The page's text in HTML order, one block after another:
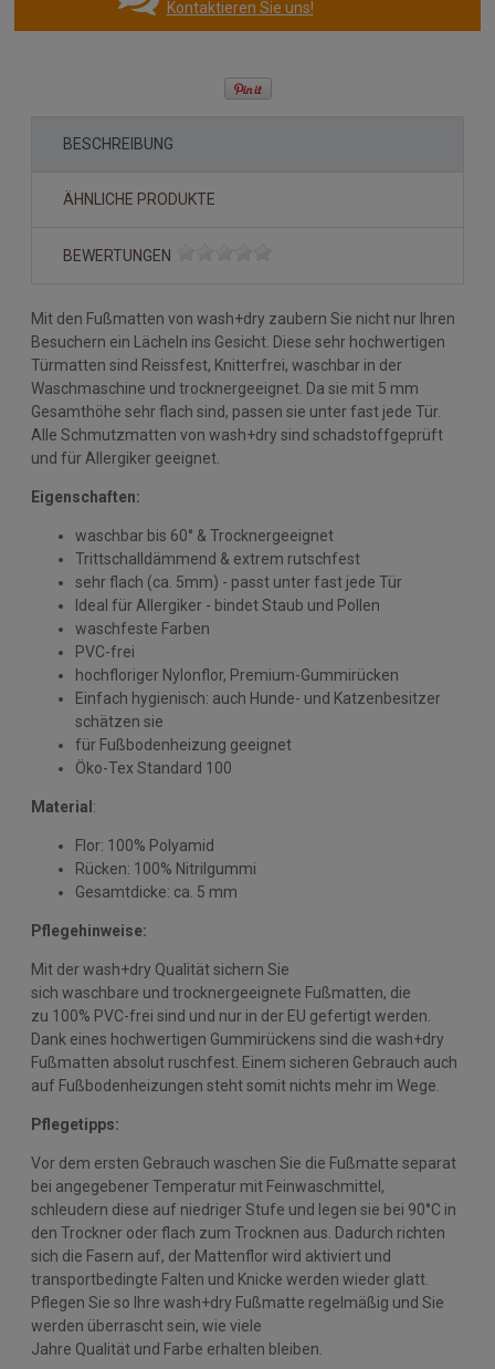
Kontaktieren Sie uns!
BESCHREIBUNG
ÄHNLICHE PRODUKTE
BEWERTUNGEN
Mit den Fußmatten von wash+dry zaubern Sie nicht nur Ihren
Besuchern ein Lächeln ins Gesicht. Diese sehr hochwertigen
Türmatten sind Reissfest, Knitterfrei, waschbar in der
Waschmaschine und trocknergeeignet. Da sie mit 5 mm
Gesamthöhe sehr flach sind, passen sie unter fast jede Tür.
Alle Schmutzmatten von wash+dry sind schadstoffgeprüft
und für Allergiker geeignet.
Eigenschaften:
waschbar bis 60° & Trocknergeeignet
Trittschalldämmend & extrem rutschfest
sehr flach (ca. 5mm) - passt unter fast jede Tür
Ideal für Allergiker - bindet Staub und Pollen
waschfeste Farben
PVC-frei
hochfloriger Nylonflor, Premium-Gummirücken
Einfach hygienisch: auch Hunde- und Katzenbesitzer
schätzen sie
für Fußbodenheizung geeignet
Öko-Tex Standard 100
Material :
Flor: 100% Polyamid
Rücken: 100% Nitrilgummi
Gesamtdicke: ca. 5 mm
Pflegehinweise:
Mit der wash+dry Qualität sichern Sie
sich waschbare und trocknergeeignete Fußmatten, die
zu 100% PVC-frei sind und nur in der EU gefertigt werden.
Dank eines hochwertigen Gummirückens sind die wash+dry
Fußmatten absolut ruschfest. Einem sicheren Gebrauch auch
auf Fußbodenheizungen steht somit nichts mehr im Wege.
Pflegetipps:
Vor dem ersten Gebrauch waschen Sie die Fußmatte separat
bei angegebener Temperatur mit Feinwaschmittel,
schleudern diese auf niedriger Stufe und legen sie bei 90°C in
den Trockner oder flach zum Trocknen aus. Dadurch richten
sich die Fasern auf, der Mattenflor wird aktiviert und
transportbedingte Falten und Knicke werden wieder glatt.
Pflegen Sie so Ihre wash+dry Fußmatte regelmäßig und Sie
werden überrascht sein, wie viele
Jahre Qualität und Farbe erhalten bleiben.